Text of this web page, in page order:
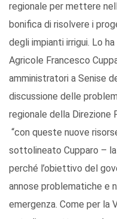
regionale per mettere
bonifica di risolvere i
degli impianti irrigui. Lo
Agricole Francesco
amministratori a Senise
discussione delle
regionale della Direzione
“con queste nuove
sottolineato Cupparo –
perché l’obiettivo del
annose problematiche e
emergenza. Come per la